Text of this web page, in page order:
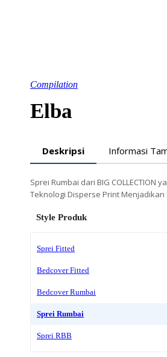
Compilation
Elba
Deskripsi Informasi
Sprei Rumbai dari BIG
Teknologi Disperse Print
Style Produk
Sprei Fitted
Bedcover Fitted
Bedcover Rumbai
Sprei Rumbai
Sprei RBB